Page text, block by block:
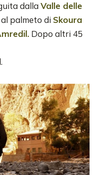
dallaValle delle
palmeto di Skoura
Dopo altri 45